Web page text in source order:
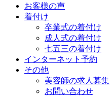
お客様の声
着付け
卒業式の着付け
成人式の着付け
七五三の着付け
インターネット予約
その他
美容師の求人募集
お問い合わせ